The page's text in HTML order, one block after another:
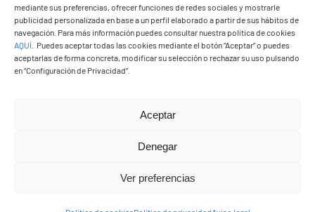
mediante sus preferencias, ofrecer funciones de redes sociales y mostrarle
publicidad personalizada en base a un perfil elaborado a partir de sus hábitos de
navegación. Para más información puedes consultar nuestra política de cookies
AQUÍ
Puedes aceptar todas las cookies mediante el botón “Aceptar” o puedes
aceptarlas de forma concreta, modificar su selección o rechazar su uso pulsando
en “Configuración de Privacidad”.
Aceptar
Denegar
Ver preferencias
Ayuntamiento de Yaiza
Pza. de Los Remedios, 1
35570 – Yaiza
Tel:928 83 62 20
derechos reservads